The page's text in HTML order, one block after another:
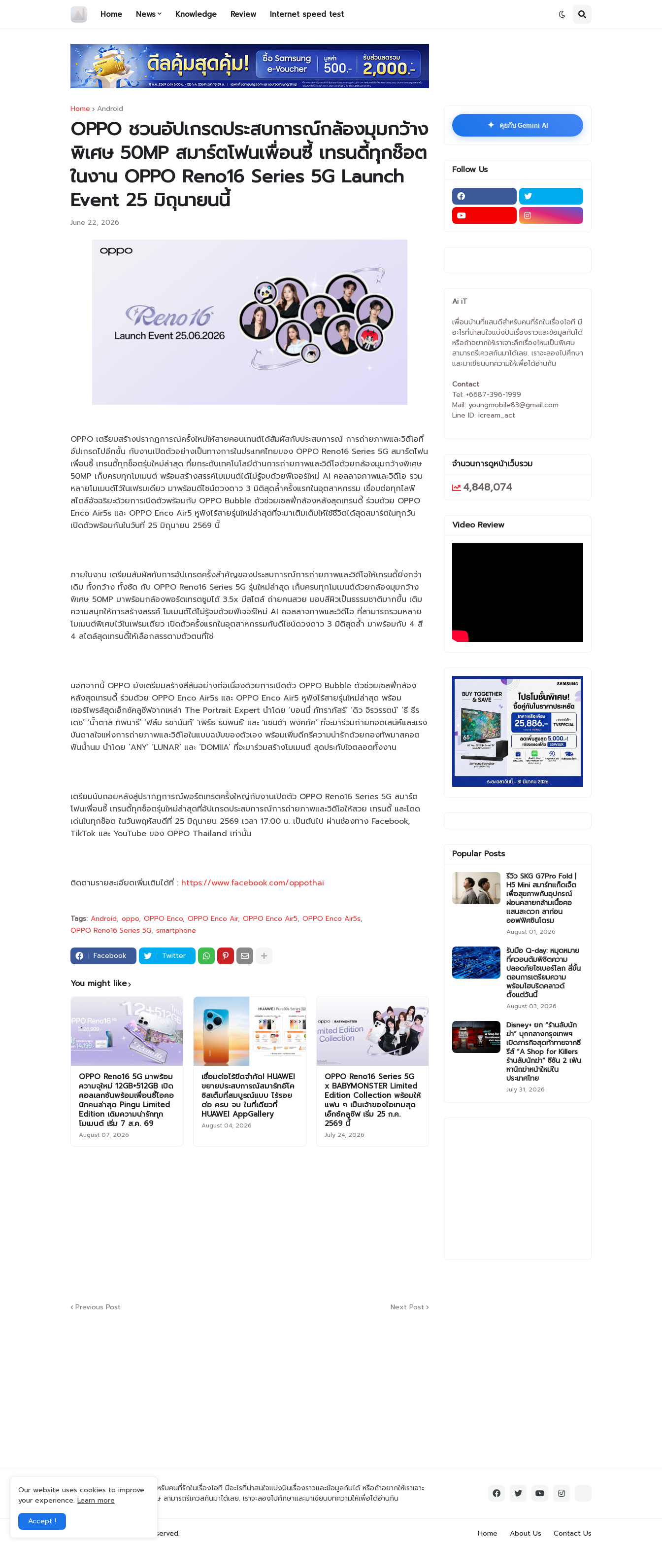
Home News Knowledge Review Internet speed test
Home Android
OPPO ชวนอัปเกรดประสบการณ์กล้องมุมกว้าง
พิเศษ 50MP สมาร์ตโฟนเพื่อนซี้ เทรนดี้ทุกช็อต
ในงาน OPPO Reno16 Series 5G Launch
Event 25 มิถุนายนนี้
June 22, 2026
OPPO เตรียมสร้างปรากฏการณ์ครั้งใหม่ให้สายคอนเทนต์ได้สัมผัสกับประสบการณ์ การถ่ายภาพและวิดีโอที่
อัปเกรดไปอีกขั้น กับงานเปิดตัวอย่างเป็นทางการในประเทศไทยของ OPPO Reno16 Series 5G สมาร์ตโฟน
เพื่อนซี้ เทรนดี้ทุกช็อตรุ่นใหม่ล่าสุด ที่ยกระดับเทคโนโลยีด้านการถ่ายภาพและวิดีโอด้วยกล้องมุมกว้างพิเศษ
50MP เก็บครบทุกโมเมนต์ พร้อมสร้างสรรค์โมเมนต์ได้ไม่รู้จบด้วยฟีเจอร์ใหม่ AI คอลลาจภาพและวิดีโอ รวม
หลายโมเมนต์ไว้ในเฟรมเดียว มาพร้อมดีไซน์ดวงดาว 3 มิติสุดล้ำครั้งแรกในอุตสาหกรรม เชื่อมต่อทุกไลฟ์
สไตล์อัจฉริยะด้วยการเปิดตัวพร้อมกับ OPPO Bubble ตัวช่วยเซลฟี่กล้องหลังสุดเทรนดี้ ร่วมด้วย OPPO
Enco Air5s และ OPPO Enco Air5 หูฟังไร้สายรุ่นใหม่ล่าสุดที่จะมาเติมเต็มให้ใช้ชีวิตได้สุดสมาร์ตในทุกวัน
เปิดตัวพร้อมกันในวันที่ 25 มิถุนายน 2569 นี้
ภายในงาน เตรียมสัมผัสกับการอัปเกรดครั้งสำคัญของประสบการณ์การถ่ายภาพและวิดีโอให้เทรนดี้ยิ่งกว่า
เดิม ทั้งกว้าง ทั้งชัด กับ OPPO Reno16 Series 5G รุ่นใหม่ล่าสุด เก็บครบทุกโมเมนต์ด้วยกล้องมุมกว้าง
พิเศษ 50MP มาพร้อมกล้องพอร์ตเทรตซูมได้ 3.5x มีสไตล์ ถ่ายคนสวย มอบสีผิวเป็นธรรมชาติมากขึ้น เติม
ความสนุกให้การสร้างสรรค์ โมเมนต์ได้ไม่รู้จบด้วยฟีเจอร์ใหม่ AI คอลลาจภาพและวิดีโอ ที่สามารถรวมหลาย
โมเมนต์พิเศษไว้ในเฟรมเดียว เปิดตัวครั้งแรกในอุตสาหกรรมกับดีไซน์ดวงดาว 3 มิติสุดล้ำ มาพร้อมกับ 4 สี
4 สไตล์สุดเทรนดี้ให้เลือกสรรตามตัวตนที่ใช่
นอกจากนี้ OPPO ยังเตรียมสร้างสีสันอย่างต่อเนื่องด้วยการเปิดตัว OPPO Bubble ตัวช่วยเซลฟี่กล้อง
หลังสุดเทรนดี้ ร่วมด้วย OPPO Enco Air5s และ OPPO Enco Air5 หูฟังไร้สายรุ่นใหม่ล่าสุด พร้อม
เซอร์ไพรส์สุดเอ็กซ์คลูซีฟจากเหล่า The Portrait Expert นำโดย ‘บอนนี่ ภัทราภัสร์’ ‘ดิว จิรวรรตน์’ ‘ธี ธีร
เดช’ ‘น้ำตาล ทิพนารี’ ‘ฟิล์ม รชานันท์’ 'เพิร์ธ ธนพนธ์' และ 'แซนต้า พงศภัค’ ที่จะมาร่วมถ่ายทอดเสน่ห์และแรง
บันดาลใจแห่งการถ่ายภาพและวิดีโอในแบบฉบับของตัวเอง พร้อมเพิ่มดีกรีความน่ารักด้วยกองทัพมาสคอต
ฟันน้ำนม นำโดย ‘ANY’ ‘LUNAR’ และ ‘DOMIIA’ ที่จะมาร่วมสร้างโมเมนต์ สุดประทับใจตลอดทั้งงาน
เตรียมนับถอยหลังสู่ปรากฏการณ์พอร์ตเทรตครั้งใหญ่กับงานเปิดตัว OPPO Reno16 Series 5G สมาร์ต
โฟนเพื่อนซี้ เทรนดี้ทุกช็อตรุ่นใหม่ล่าสุดที่อัปเกรดประสบการณ์การถ่ายภาพและวิดีโอให้สวย เทรนดี้ และโดด
เด่นในทุกช็อต ในวันพฤหัสบดีที่ 25 มิถุนายน 2569 เวลา 17:00 น. เป็นต้นไป ผ่านช่องทาง Facebook,
TikTok และ YouTube ของ OPPO Thailand เท่านั้น
ติดตามรายละเอียดเพิ่มเติมได้ที่ : https://www.facebook.com/oppothai
Tags: Android oppo OPPO Enco OPPO Enco Air OPPO Enco Air5 OPPO Enco Air5s
OPPO Reno16 Series 5G smartphone
Facebook Twitter
You might like
OPPO Reno16 5G มาพร้อม
ความจุใหม่ 12GB+512GB เปิด
คอลเลกชันพร้อมเพื่อนซี้ไอคอ
นิกคนล่าสุด Pingu Limited
Edition เติมความน่ารักทุก
โมเมนต์ เริ่ม 7 ส.ค. 69
August 07, 2026
เชื่อมต่อไร้ขีดจำกัด! HUAWEI
ขยายประสบการณ์สมาร์ทอีโค
ซิสเต็มที่สมบูรณ์แบบ ไร้รอย
ต่อ ครบ จบ ในที่เดียวที่
HUAWEI AppGallery
August 04, 2026
OPPO Reno16 Series 5G
x BABYMONSTER Limited
Edition Collection พร้อมให้
แฟน ๆ เป็นเจ้าของไอเทมสุด
เอ็กซ์คลูซีฟ เริ่ม 25 ก.ค.
2569 นี้
July 24, 2026
Previous Post Next Post
✦ คุยกับ Gemini AI
Follow Us
Ai iT
เพื่อนบ้านที่แสนดีสำหรับคนที่รักในเรื่องไอที มี
อะไรที่น่าสนใจแบ่งปันเรื่องราวและข้อมูลกันได้
หรือถ้าอยากให้เราเจาะลึกเรื่องไหนเป็นพิเศษ
สามารถรีเควสกันมาได้เลย. เราจะลองไปศึกษา
และมาเขียนบทความให้เพื่อได้อ่านกัน
Contact
Tel: +6687-396-1999
Mail: youngmobile83@gmail.com
Line ID: icream_act
จำนวนการดูหน้าเว็บรวม
4,848,074
Video Review
Popular Posts
รีวิว SKG G7Pro Fold |
H5 Mini สมาร์ทแก็ดเจ็ต
เพื่อสุขภาพกับอุปกรณ์
ผ่อนคลายกล้ามเนื้อคอ
แสนสะดวก ลาก่อน
ออฟฟิศซินโดรม
August 01, 2026
รับมือ Q-day: หมุดหมาย
ที่ควอนตัมพิชิตความ
ปลอดภัยไซเบอร์โลก สี่ขั้น
ตอนการเตรียมความ
พร้อมไฮบริดคลาวด์
ตั้งแต่วันนี้
August 03, 2026
Disney+ ยก “ร้านลับนัก
ฆ่า” บุกกลางกรุงเทพฯ
เปิดภารกิจสุดท้าทายจากซี
รีส์ “A Shop for Killers
ร้านลับนักฆ่า” ซีซัน 2 เฟ้น
หานักฆ่าหน้าใหม่ใน
ประเทศไทย
July 31, 2026
เพื่อนบ้านที่แสนดีสำหรับคนที่รักในเรื่องไอที มีอะไรที่น่าสนใจแบ่งปันเรื่องราวและข้อมูลกันได้ หรือถ้าอยากให้เราเจาะ
ลึกเรื่องไหนเป็นพิเศษ สามารถรีเควสกันมาได้เลย. เราจะลองไปศึกษาและมาเขียนบทความให้เพื่อได้อ่านกัน
© 2026 Ai iT All rights reserved. Home About Us Contact Us
Our website uses cookies to improve
your experience. Learn more
Accept !